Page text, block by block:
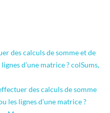
des calculs de somme et de
d’une matrice ? colSums,
des calculs de somme
les lignes d’une matrice ?